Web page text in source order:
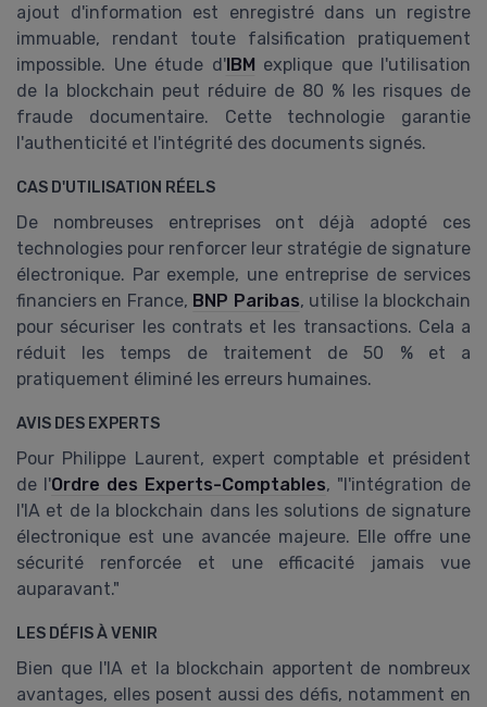
ajout d'information est enregistré dans un registre
immuable, rendant toute falsification pratiquement
impossible. Une étude d'IBM explique que l'utilisation
de la blockchain peut réduire de 80 % les risques de
fraude documentaire. Cette technologie garantie
l'authenticité et l'intégrité des documents signés.
CAS D'UTILISATION RÉELS
De nombreuses entreprises ont déjà adopté ces
technologies pour renforcer leur stratégie de signature
électronique. Par exemple, une entreprise de services
financiers en France, BNP Paribas, utilise la blockchain
pour sécuriser les contrats et les transactions. Cela a
réduit les temps de traitement de 50 % et a
pratiquement éliminé les erreurs humaines.
AVIS DES EXPERTS
Pour Philippe Laurent, expert comptable et président
de l'Ordre des Experts-Comptables, "l'intégration de
l'IA et de la blockchain dans les solutions de signature
électronique est une avancée majeure. Elle offre une
sécurité renforcée et une efficacité jamais vue
auparavant."
LES DÉFIS À VENIR
Bien que l'IA et la blockchain apportent de nombreux
avantages, elles posent aussi des défis, notamment en